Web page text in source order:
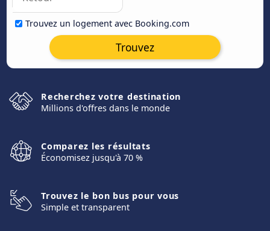
Trouvez un logement avec Booking.com
Trouvez
Recherchez votre destination
Millions d'offres dans le monde
Comparez les résultats
Économisez jusqu'à 70 %
Trouvez le bon bus pour vous
Simple et transparent